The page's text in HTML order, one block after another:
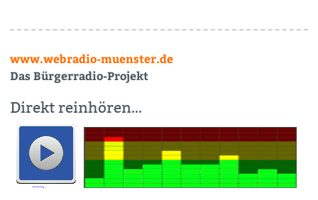
www.webradio-muenster.de
Das Bürgerradio-Projekt
Direkt reinhören…